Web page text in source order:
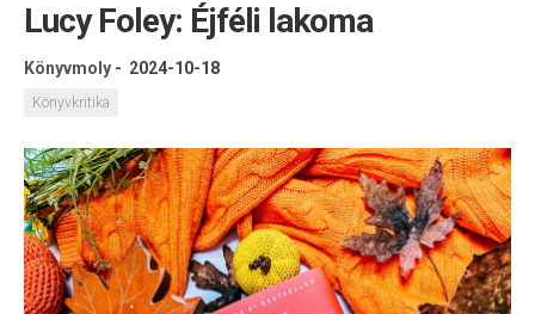
Lucy Foley: Éjféli lakoma
Könyvmoly - 2024-10-18
Könyvkritika